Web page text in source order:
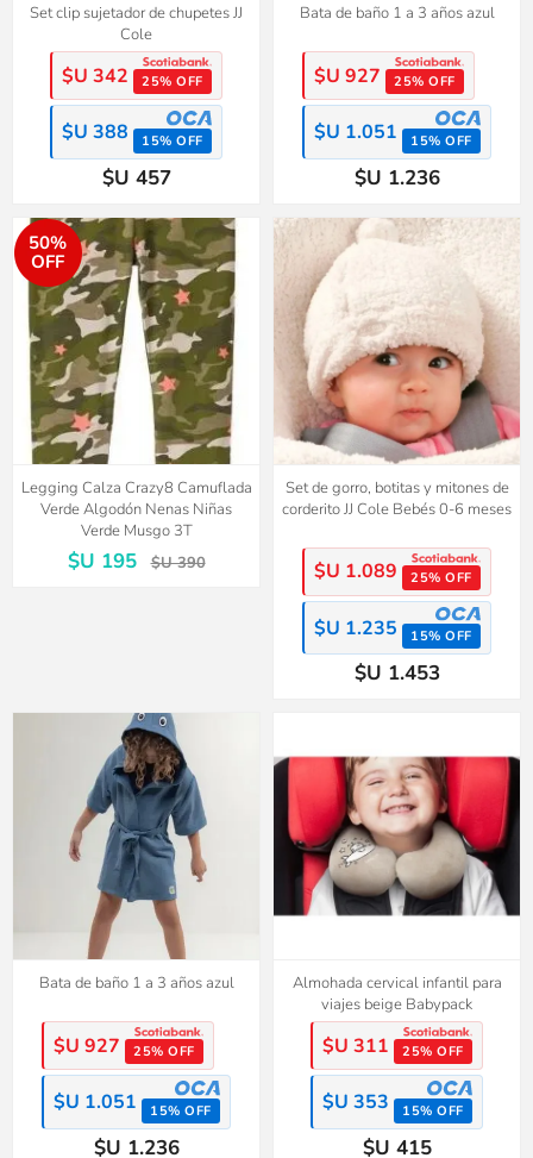
Set clip sujetador de chupetes JJ
Cole
$U 342 25% OFF
$U 388 15% OFF
$U 457
Bata de baño 1 a 3 años azul
$U 927 25% OFF
$U 1.051 15% OFF
$U 1.236
50%
OFF
Legging Calza Crazy8 Camuflada
Verde Algodón Nenas Niñas
Verde Musgo 3T
$U 195 $U 390
Set de gorro, botitas y mitones de
corderito JJ Cole Bebés 0-6 meses
$U 1.089 25% OFF
$U 1.235 15% OFF
$U 1.453
Bata de baño 1 a 3 años azul
$U 927 25% OFF
$U 1.051 15% OFF
$U 1.236
Almohada cervical infantil para
viajes beige Babypack
$U 311 25% OFF
$U 353 15% OFF
$U 415